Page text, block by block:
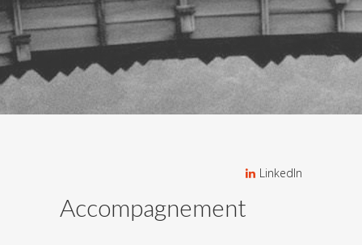
LinkedIn
Accompagnement